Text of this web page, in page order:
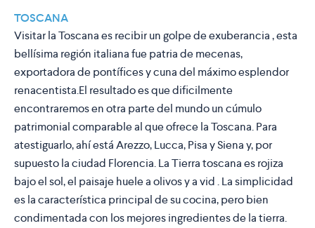
TOSCANA
Visitar la Toscana es recibir un golpe de exuberancia , esta
bellísima región italiana fue patria de mecenas,
exportadora de pontífices y cuna del máximo esplendor
renacentista.El resultado es que dificilmente
encontraremos en otra parte del mundo un cúmulo
patrimonial comparable al que ofrece la Toscana. Para
atestiguarlo, ahí está Arezzo, Lucca, Pisa y Siena y, por
supuesto la ciudad Florencia. La Tierra toscana es rojiza
bajo el sol, el paisaje huele a olivos y a vid . La simplicidad
es la característica principal de su cocina, pero bien
condimentada con los mejores ingredientes de la tierra.